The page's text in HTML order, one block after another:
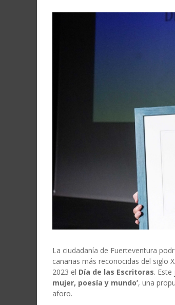
La ciudadanía de Fuerteventura
canarias más reconocidas del siglo
2023 el Día de las Escritoras.
mujer, poesía y mundo’, una
aforo.